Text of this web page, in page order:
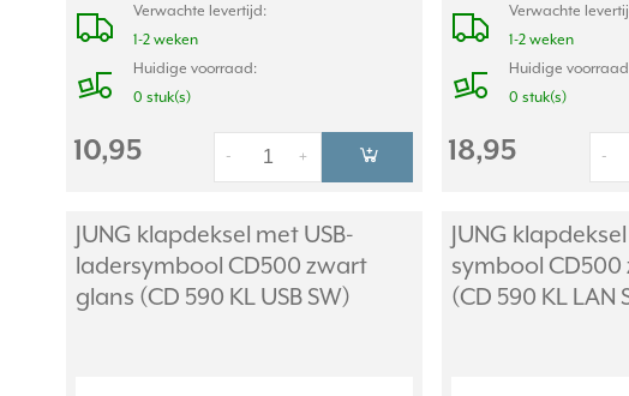
Verwachte levertijd:
1-2 weken
Huidige voorraad:
0 stuk(s)
10,95 +
-
Verwachte
1-2 weken
Huidige
0 stuk(s)
18,95 -
JUNG klapdeksel met USB-
ladersymbool CD500 zwart
glans (CD 590 KL USB SW)
JUNG
symbool
(CD 590 KL LAN